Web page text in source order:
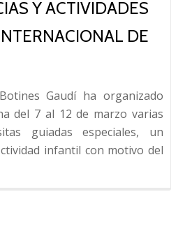
Y ACTIVIDADES
DE
Gaudí ha organizado
del 7 al 12 de marzo varias
guiadas especiales, un
infantil con motivo del